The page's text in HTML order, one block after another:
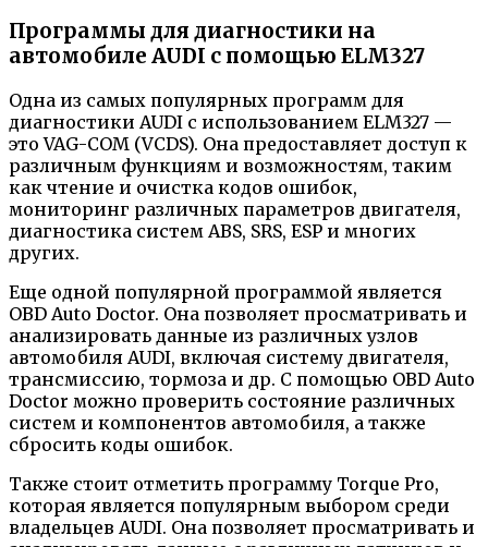
Программы для диагностики на
автомобиле AUDI с помощью ELM327
Одна из самых популярных программ для
диагностики AUDI с использованием ELM327 —
это VAG-COM (VCDS). Она предоставляет доступ к
различным функциям и возможностям, таким
как чтение и очистка кодов ошибок,
мониторинг различных параметров двигателя,
диагностика систем ABS, SRS, ESP и многих
других.
Еще одной популярной программой является
OBD Auto Doctor. Она позволяет просматривать и
анализировать данные из различных узлов
автомобиля AUDI, включая систему двигателя,
трансмиссию, тормоза и др. С помощью OBD Auto
Doctor можно проверить состояние различных
систем и компонентов автомобиля, а также
сбросить коды ошибок.
Также стоит отметить программу Torque Pro,
которая является популярным выбором среди
владельцев AUDI. Она позволяет просматривать и